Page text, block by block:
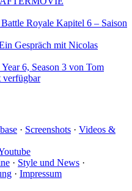
Royale Kapitel 6 – Saison
Gespräch mit Nicolas
6, Season 3 von Tom
verfügbar
· Screenshots · Videos &
· Style und News ·
· Impressum